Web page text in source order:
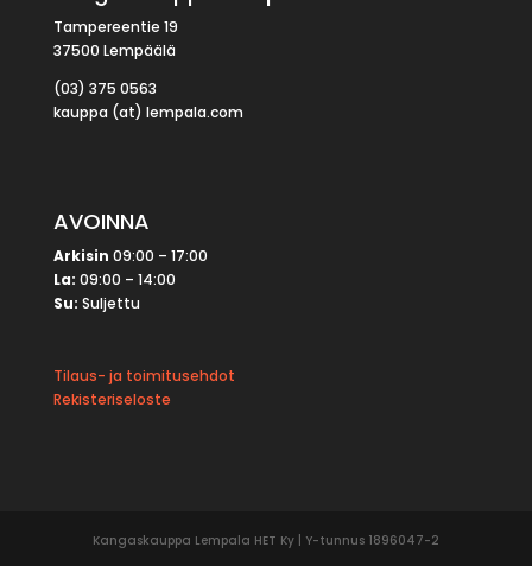
Tampereentie 19
37500 Lempäälä
(03) 375 0563
kauppa (at) lempala.com
AVOINNA
Arkisin 09:00 – 17:00
La: 09:00 – 14:00
Su: Suljettu
Tilaus- ja toimitusehdot
Rekisteriseloste
Kangaskauppa Lempala HET Ky | Y-tunnus 1896047-2